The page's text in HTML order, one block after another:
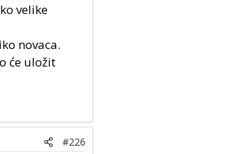
velike
novaca.
će uložit
#226